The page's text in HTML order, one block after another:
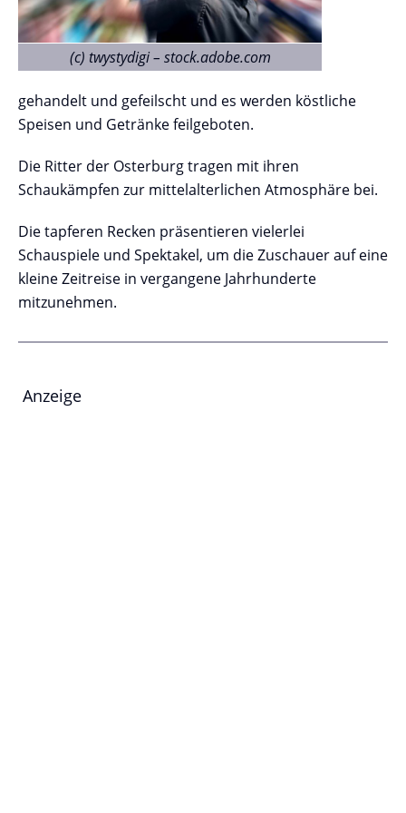
Burgspektakel auf der Osterburg Anzeige
(c) twystydigi – stock.adobe.com
gehandelt und gefeilscht und es werden köstliche
Speisen und Getränke feilgeboten.
Die Ritter der Osterburg tragen mit ihren
Schaukämpfen zur mittelalterlichen Atmosphäre bei.
Die tapferen Recken präsentieren vielerlei
Schauspiele und Spektakel, um die Zuschauer auf eine
kleine Zeitreise in vergangene Jahrhunderte
mitzunehmen.
Anzeige